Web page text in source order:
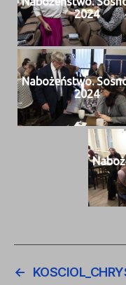
2024
Nabożeńst­wo.
2024
←